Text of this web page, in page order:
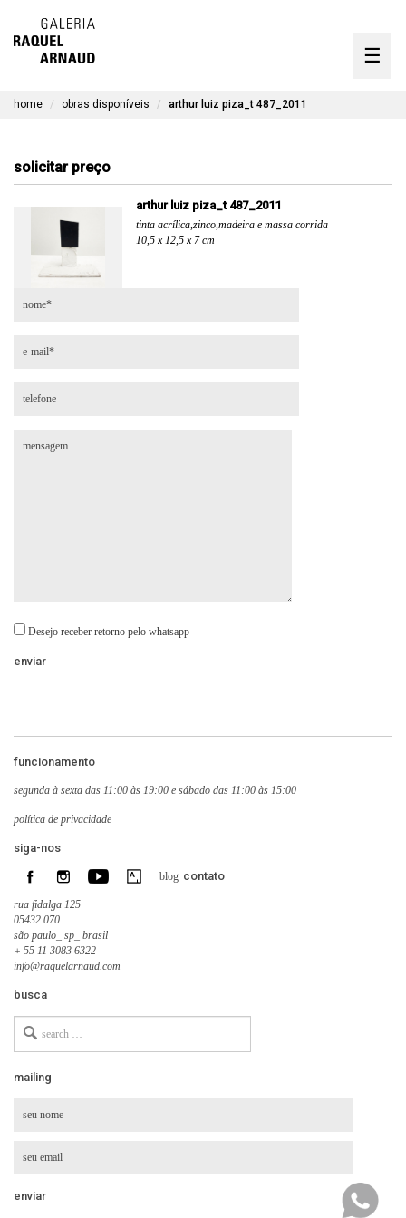
☰
timeline
contato
home obras disponíveis arthur luiz piza_t 487_2011
solicitar preço
arthur luiz piza_t 487_2011
tinta acrílica,zinco,madeira e massa corrida
10,5 x 12,5 x 7 cm
Desejo receber retorno pelo whatsapp
funcionamento
segunda à sexta das 11:00 às 19:00 e sábado das 11:00 às 15:00
política de privacidade
siga-nos
blog contato
rua fidalga 125
05432 070
são paulo_ sp_ brasil
+ 55 11 3083 6322
info@raquelarnaud.com
busca
for
mailing